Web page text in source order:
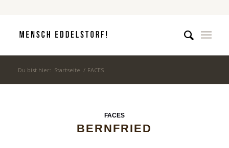
Du bist hier: Startseite / FACES
FACES
BERNFRIED